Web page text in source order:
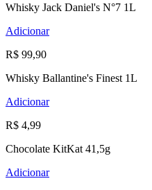
Whisky Jack Daniel's N°7 1L
Adicionar
R$ 99,90
Whisky Ballantine's Finest 1L
Adicionar
R$ 4,99
Chocolate KitKat 41,5g
Adicionar